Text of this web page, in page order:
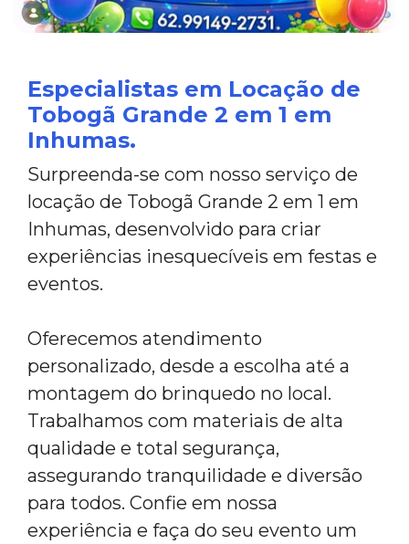
Especialistas em Locação de
Tobogã Grande 2 em 1 em
Inhumas.
Surpreenda-se com nosso serviço de
locação de Tobogã Grande 2 em 1 em
Inhumas, desenvolvido para criar
experiências inesquecíveis em festas e
eventos.
Oferecemos atendimento
personalizado, desde a escolha até a
montagem do brinquedo no local.
Trabalhamos com materiais de alta
qualidade e total segurança,
assegurando tranquilidade e diversão
para todos. Confie em nossa
experiência e faça do seu evento um